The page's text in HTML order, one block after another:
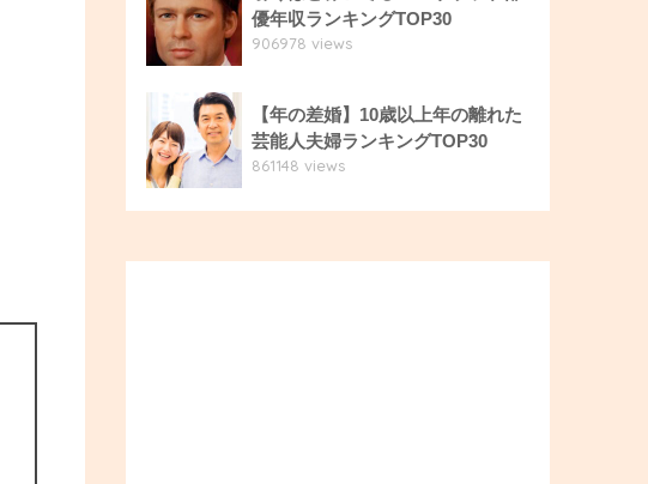
優年収ランキングTOP30
906978 views
【年の差婚】10歳以上年の離れた
芸能人夫婦ランキングTOP30
861148 views